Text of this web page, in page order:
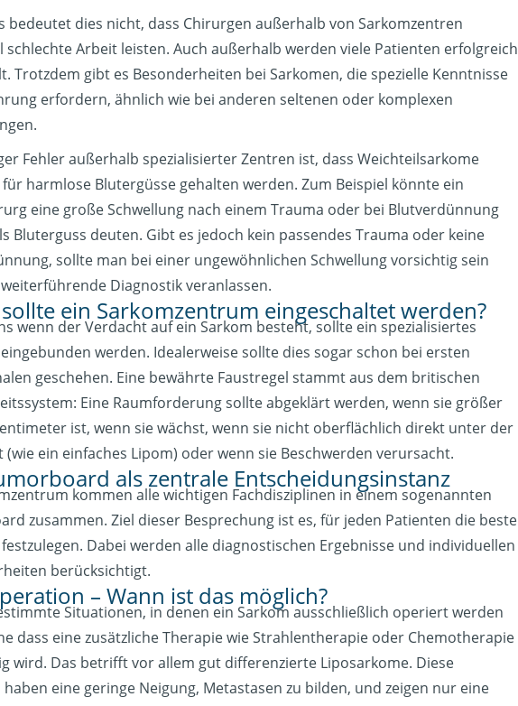
bedeutet dies nicht, dass Chirurgen außerhalb von Sarkomzentren
schlechte Arbeit leisten. Auch außerhalb werden viele Patienten erfolgreich
Trotzdem gibt es Besonderheiten bei Sarkomen, die spezielle Kenntnisse
erfordern, ähnlich wie bei anderen seltenen oder komplexen
Fehler außerhalb spezialisierter Zentren ist, dass Weichteilsarkome
harmlose Blutergüsse gehalten werden. Zum Beispiel könnte ein
eine große Schwellung nach einem Trauma oder bei Blutverdünnung
Bluterguss deuten. Gibt es jedoch kein passendes Trauma oder keine
sollte man bei einer ungewöhnlichen Schwellung vorsichtig sein
Diagnostik veranlassen.
ein Sarkomzentrum eingeschaltet werden?
wenn der Verdacht auf ein Sarkom besteht, sollte ein spezialisiertes
werden. Idealerweise sollte dies sogar schon bei ersten
geschehen. Eine bewährte Faustregel stammt aus dem britischen
Eine Raumforderung sollte abgeklärt werden, wenn sie größer
ist, wenn sie wächst, wenn sie nicht oberflächlich direkt unter der
(wie ein einfaches Lipom) oder wenn sie Beschwerden verursacht.
als zentrale Entscheidungsinstanz
kommen alle wichtigen Fachdisziplinen in einem sogenannten
zusammen. Ziel dieser Besprechung ist es, für jeden Patienten die beste
Dabei werden alle diagnostischen Ergebnisse und individuellen
berücksichtigt.
– Wann ist das möglich?
Situationen, in denen ein Sarkom ausschließlich operiert werden
dass eine zusätzliche Therapie wie Strahlentherapie oder Chemotherapie
wird. Das betrifft vor allem gut differenzierte Liposarkome. Diese
eine geringe Neigung, Metastasen zu bilden, und zeigen nur eine